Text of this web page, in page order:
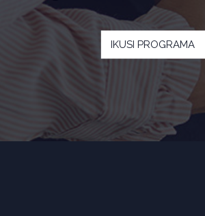
IKUSI PROGRAMA